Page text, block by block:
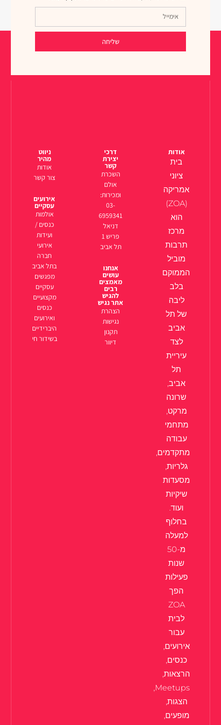
שליחה
אודות
בית
ציוני
אמריקה
(ZOA)
הוא
מרכז
תרבות
מוביל
הממוקם
בלב
ליבה
של תל
אביב
לצד
עיריית
תל
אביב,
שרונה
מרקט,
מתחמי
עבודה
מתקדמים,
גלריות,
מסעדות
שיקיות
ועוד.
בחלוף
למעלה
מ-50
שנות
פעילות
הפך
ZOA
לבית
עבור
אירועים,
כנסים,
הרצאות,
Meetups,
הצגות,
מופעים,
דרכי
יצירת
קשר
השכרת
אולם
ומכירות:
03-
6959341
דניאל
פריש 1
תל אביב
אנחנו
עושים
מאמצים
רבים
להגיש
אתר נגיש
הצהרת
נגישות
תקנון
דיוור
ניווט
מהיר
אודות
צור קשר
אירועים
עסקיים
אולמות
כנסים /
ועידות
אירועי
חברה
בתל אביב
מפגשים
עסקיים
מקצועיים
כנסים
ואירועים
היברידיים
בשידור חי